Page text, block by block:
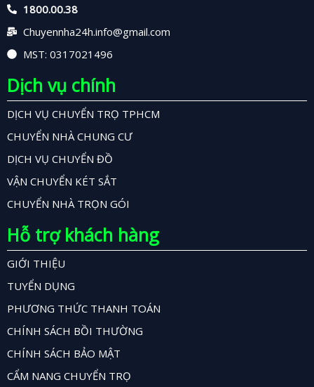
1800.00.38
Chuyennha24h.info@gmail.com
MST: 0317021496
Dịch vụ chính
DỊCH VỤ CHUYỂN TRỌ TPHCM
CHUYỂN NHÀ CHUNG CƯ
DỊCH VỤ CHUYỂN ĐỒ
VẬN CHUYỂN KÉT SẮT
CHUYỂN NHÀ TRỌN GÓI
Hỗ trợ khách hàng
GIỚI THIỆU
TUYỂN DỤNG
PHƯƠNG THỨC THANH TOÁN
CHÍNH SÁCH BỒI THƯỜNG
CHÍNH SÁCH BẢO MẬT
CẨM NANG CHUYỂN TRỌ